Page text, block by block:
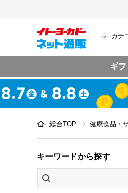
カテ
ギ
総合TOP 健康食品・
キーワードから探す